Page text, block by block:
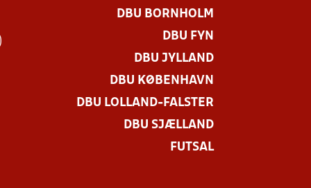
DBU BORNHOLM
DBU FYN
DBU JYLLAND
DBU KØBENHAVN
DBU LOLLAND-FALSTER
DBU SJÆLLAND
FUTSAL